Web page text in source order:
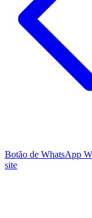
Botão de WhatsApp
site